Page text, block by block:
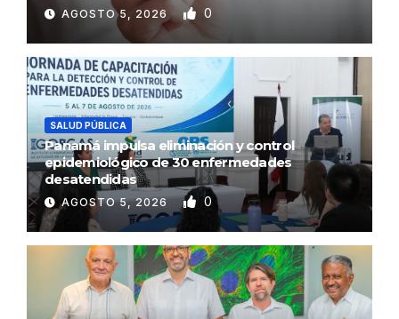
AGOSTO 5, 2026 0
SALUD PÚBLICA
Panamá impulsa eliminación y control
epidemiológico de 30 enfermedades
desatendidas
AGOSTO 5, 2026 0